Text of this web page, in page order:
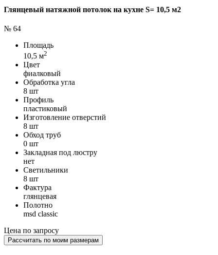
Глянцевый натяжной потолок на кухне S= 10,5 м2
№ 64
Площадь
10,5 м2
Цвет
фиалковый
Обработка угла
8 шт
Профиль
пластиковый
Изготовление отверстий
8 шт
Обход труб
0 шт
Закладная под люстру
нет
Светильники
8 шт
Фактура
глянцевая
Полотно
msd classic
Цена по запросу
Рассчитать по моим размерам